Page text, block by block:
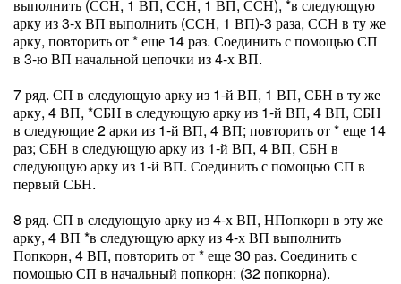
выполнить (ССН, 1 ВП, ССН, 1 ВП, ССН), *в следующую
арку из 3-х ВП выполнить (ССН, 1 ВП)-3 раза, ССН в ту же
арку, повторить от * еще 14 раз. Соединить с помощью СП
в 3-ю ВП начальной цепочки из 4-х ВП.
7 ряд. СП в следующую арку из 1-й ВП, 1 ВП, СБН в ту же
арку, 4 ВП, *СБН в следующую арку из 1-й ВП, 4 ВП, СБН
в следующие 2 арки из 1-й ВП, 4 ВП; повторить от * еще 14
раз; СБН в следующую арку из 1-й ВП, 4 ВП, СБН в
следующую арку из 1-й ВП. Соединить с помощью СП в
первый СБН.
8 ряд. СП в следующую арку из 4-х ВП, НПопкорн в эту же
арку, 4 ВП *в следующую арку из 4-х ВП выполнить
Попкорн, 4 ВП, повторить от * еще 30 раз. Соединить с
помощью СП в начальный попкорн: (32 попкорна).